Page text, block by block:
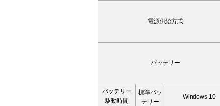
電源供給方式
バッテリー
バッテリー
駆動時間
標準バッ
テリー
Windows 10